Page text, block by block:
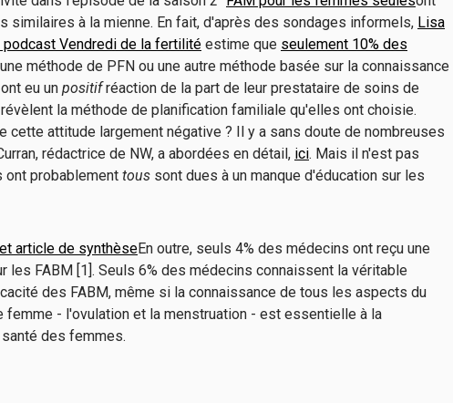
similaires à la mienne. En fait, d'après des sondages informels, Lisa
Vendredi de la fertilité estime que seulement 10% des
méthode de PFN ou une autre méthode basée sur la connaissance
eu un positifréaction de la part de leur prestataire de soins de
la méthode de planification familiale qu'elles ont choisie.
cette attitude largement négative ? Il y a sans doute de nombreuses
rédactrice de NW, a abordées en détail, ici. Mais il n'est pas
ont probablement tous sont dues à un manque d'éducation sur les
article de synthèseEn outre, seuls 4% des médecins ont reçu une
les FABM [1]. Seuls 6% des médecins connaissent la véritable
des FABM, même si la connaissance de tous les aspects du
femme - l'ovulation et la menstruation - est essentielle à la
des femmes.